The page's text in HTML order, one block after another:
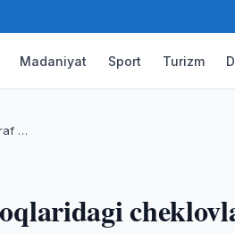
Madaniyat Sport Turizm
…